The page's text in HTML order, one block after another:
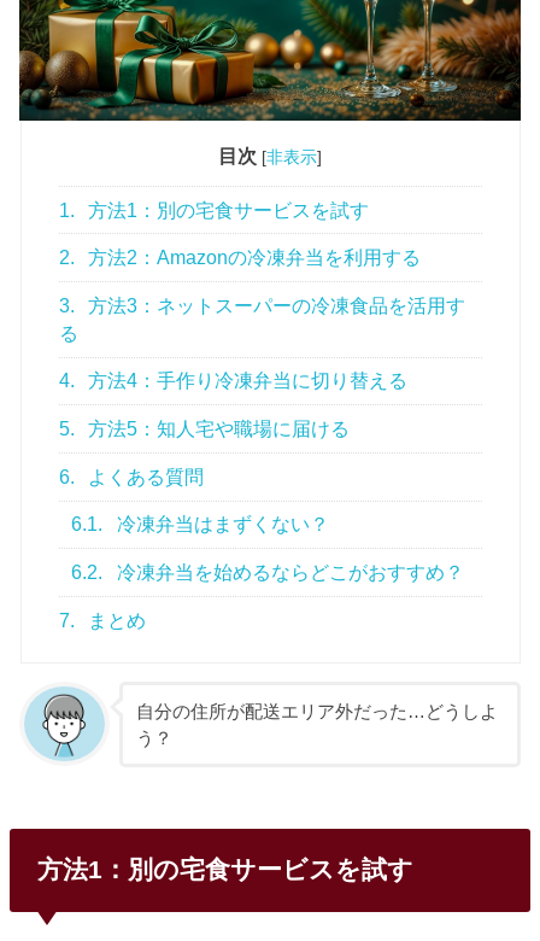
目次 [非表示]
1. 方法1：別の宅食サービスを試す
2. 方法2：Amazonの冷凍弁当を利用する
3.
方法3：ネットスーパーの冷凍食品を活用す
る
4. 方法4：手作り冷凍弁当に切り替える
5. 方法5：知人宅や職場に届ける
6. よくある質問
6.1. 冷凍弁当はまずくない？
6.2. 冷凍弁当を始めるならどこがおすすめ？
7. まとめ
自分の住所が配送エリア外だった…どうしよ
う？
方法1：別の宅食サービスを試す